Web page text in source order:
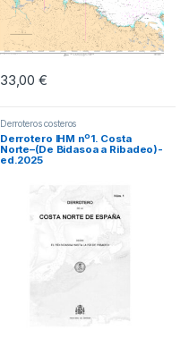
33,00€
Derroteros costeros
Derrotero IHM nº1. Costa
Norte–(De Bidasoa a Ribadeo)-
ed.2025